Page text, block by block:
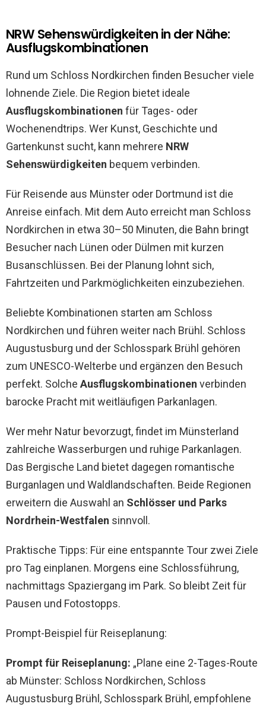
NRW Sehenswürdigkeiten in der Nähe:
Ausflugskombinationen
Rund um Schloss Nordkirchen finden Besucher viele
lohnende Ziele. Die Region bietet ideale
Ausflugskombinationen für Tages- oder
Wochenendtrips. Wer Kunst, Geschichte und
Gartenkunst sucht, kann mehrere NRW
Sehenswürdigkeiten bequem verbinden.
Für Reisende aus Münster oder Dortmund ist die
Anreise einfach. Mit dem Auto erreicht man Schloss
Nordkirchen in etwa 30–50 Minuten, die Bahn bringt
Besucher nach Lünen oder Dülmen mit kurzen
Busanschlüssen. Bei der Planung lohnt sich,
Fahrtzeiten und Parkmöglichkeiten einzubeziehen.
Beliebte Kombinationen starten am Schloss
Nordkirchen und führen weiter nach Brühl. Schloss
Augustusburg und der Schlosspark Brühl gehören
zum UNESCO-Welterbe und ergänzen den Besuch
perfekt. Solche Ausflugskombinationen verbinden
barocke Pracht mit weitläufigen Parkanlagen.
Wer mehr Natur bevorzugt, findet im Münsterland
zahlreiche Wasserburgen und ruhige Parkanlagen.
Das Bergische Land bietet dagegen romantische
Burganlagen und Waldlandschaften. Beide Regionen
erweitern die Auswahl an Schlösser und Parks
Nordrhein-Westfalen sinnvoll.
Praktische Tipps: Für eine entspannte Tour zwei Ziele
pro Tag einplanen. Morgens eine Schlossführung,
nachmittags Spaziergang im Park. So bleibt Zeit für
Pausen und Fotostopps.
Prompt-Beispiel für Reiseplanung:
Prompt für Reiseplanung: „Plane eine 2-Tages-Route
ab Münster: Schloss Nordkirchen, Schloss
Augustusburg Brühl, Schlosspark Brühl, empfohlene